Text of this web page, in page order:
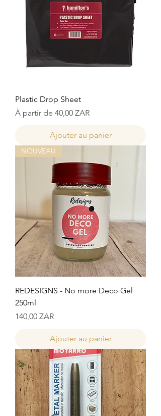
Plastic Drop Sheet
À partir de 40,00 ZAR
Prix promotionnel
Ajouter au panier
NOUVEAU
REDESIGNS - No more Deco Gel
250ml
Prix
140,00 ZAR
Ajouter au panier